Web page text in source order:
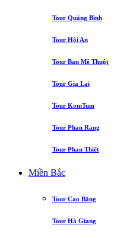
Tour Quảng Bình
Tour Hội An
Tour Ban Mê Thuột
Tour Gia Lai
Tour KomTum
Tour Phan Rang
Tour Phan Thiết
Miền Bắc
Tour Cao Bằng
Tour Hà Giang